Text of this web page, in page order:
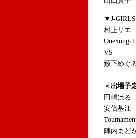
▼J-
村上リエ
VS
藪下めぐ
＜出場予
田嶋はる
安倍基江
陣内まど